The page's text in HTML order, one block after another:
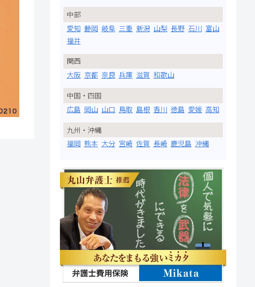
中部
愛知 静岡 岐阜 三重 新潟 山梨 長野 石川 富山
福井
関西
大阪 京都 奈良 兵庫 滋賀 和歌山
中国・四国
広島 岡山 山口 鳥取 島根 香川 徳島 愛媛 高知
九州・沖縄
福岡 熊本 大分 宮崎 佐賀 長崎 鹿児島 沖縄